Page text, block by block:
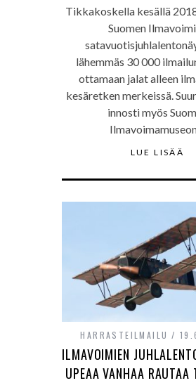
Tikkakoskella kesällä
Suomen
lähemmäs 30 000
ottamaan jalat alleen
kesäretken merkeissä.
innosti myös
LUE LISÄÄ
HARRASTEILMAILU
ILMAVOIMIEN
UPEAA VANHAA RAUTAA